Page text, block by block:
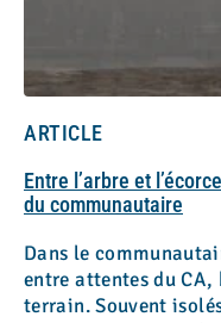
ARTICLE
Entre l’arbre et
du communautaire
Dans le
entre attentes du CA,
terrain. Souvent